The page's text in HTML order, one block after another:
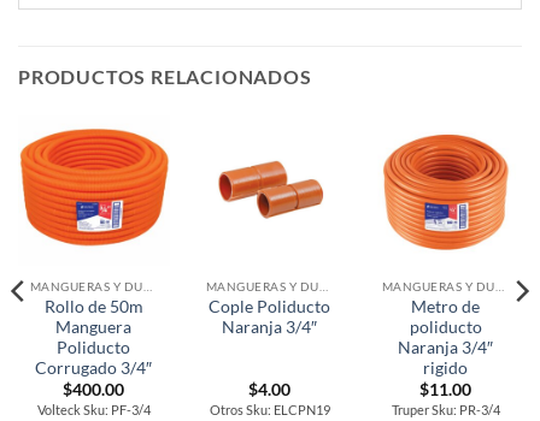
PRODUCTOS RELACIONADOS
Rollo de 50m
Manguera
Poliducto
Corrugado 3/4″
$400.00
Volteck Sku: PF-3/4
Cople Poliducto
Naranja 3/4″
$4.00
Otros Sku: ELCPN19
Metro de
poliducto
Naranja 3/4″
rigido
$11.00
Truper Sku: PR-3/4